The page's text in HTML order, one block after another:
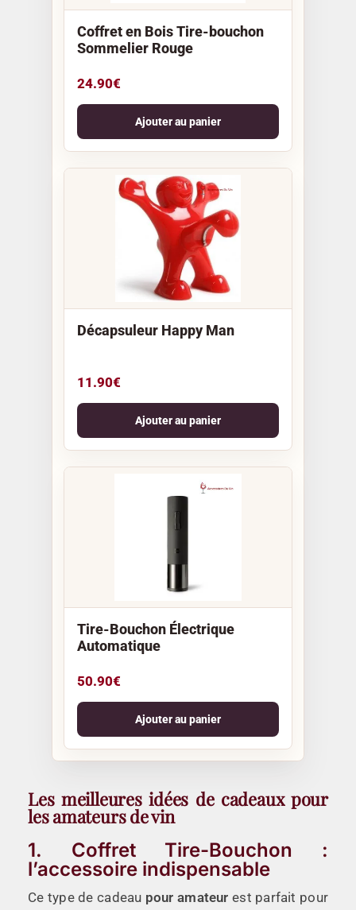
Coffret en Bois Tire-bouchon
Sommelier Rouge
24.90€
Ajouter au panier
Décapsuleur Happy Man
11.90€
Ajouter au panier
Tire-Bouchon Électrique
Automatique
50.90€
Ajouter au panier
Les meilleures idées de cadeaux pour
les amateurs de vin
1. Coffret Tire-Bouchon :
l’accessoire indispensable
Ce type de cadeau pour amateur est parfait pour